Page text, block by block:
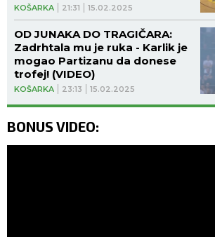
KOŠARKA 21:31 15.02.2025
KOŠARKA 23:13 15.02.2025
OD JUNAKA DO TRAGIČARA:
Zadrhtala mu je ruka - Karlik je
mogao Partizanu da donese
trofej! (VIDEO)
BONUS VIDEO: